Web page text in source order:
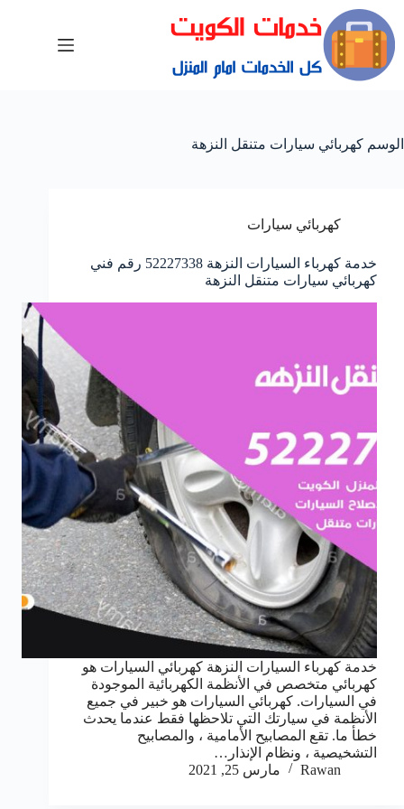
الوسم كهربائي سيارات متنقل النزهة
كهربائي سيارات
خدمة كهرباء السيارات النزهة 52227338 رقم فني
كهربائي سيارات متنقل النزهة
خدمة كهرباء السيارات النزهة كهربائي السيارات هو
كهربائي متخصص في الأنظمة الكهربائية الموجودة
في السيارات. كهربائي السيارات هو خبير في جميع
الأنظمة في سيارتك التي تلاحظها فقط عندما يحدث
خطأ ما. تقع المصابيح الأمامية ، والمصابيح
التشخيصية ، ونظام الإنذار…
Rawan
مارس 25, 2021